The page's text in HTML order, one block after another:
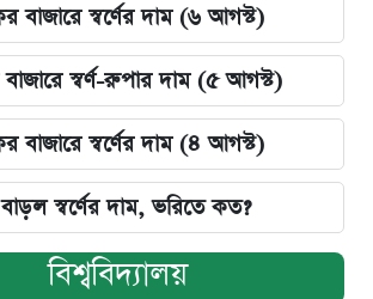
বাজারে স্বর্ণের দাম (৬ আগস্ট)
স্বর্ণ-রুপার দাম (৫ আগস্ট)
বাজারে স্বর্ণের দাম (৪ আগস্ট)
স্বর্ণের দাম, ভরিতে কত?
বিশ্ববিদ্যালয়